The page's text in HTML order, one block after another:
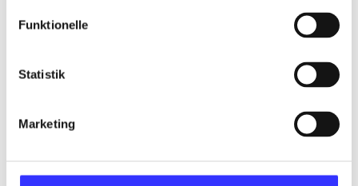
Funktionelle
Statistik
Marketing
ca. 4-5 år og opefter. PEGI rating på 7 med
hovedsagelig i almindelig platforms-mode,